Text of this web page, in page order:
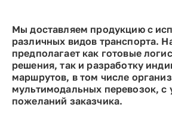
Мы доставляем продукцию с
различных видов транспорта.
предполагает как готовые
решения, так и разработку
маршрутов, в том числе
мультимодальных перевозок, с
пожеланий заказчика.